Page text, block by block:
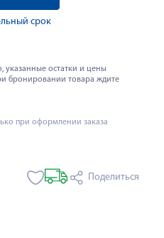
срок
указанные остатки и цены
бронировании товара ждите
при оформлении заказа
Поделиться